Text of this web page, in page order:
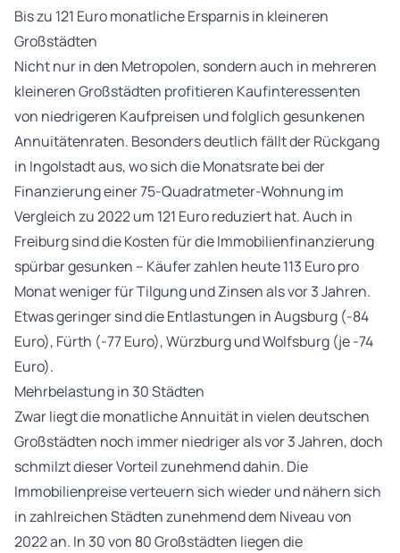
Bis zu 121 Euro monatliche Ersparnis in kleineren
Großstädten
Nicht nur in den Metropolen, sondern auch in mehreren
kleineren Großstädten profitieren Kaufinteressenten
von niedrigeren Kaufpreisen und folglich gesunkenen
Annuitätenraten. Besonders deutlich fällt der Rückgang
in Ingolstadt aus, wo sich die Monatsrate bei der
Finanzierung einer 75-Quadratmeter-Wohnung im
Vergleich zu 2022 um 121 Euro reduziert hat. Auch in
Freiburg sind die Kosten für die Immobilienfinanzierung
spürbar gesunken – Käufer zahlen heute 113 Euro pro
Monat weniger für Tilgung und Zinsen als vor 3 Jahren.
Etwas geringer sind die Entlastungen in Augsburg (-84
Euro), Fürth (-77 Euro), Würzburg und Wolfsburg (je -74
Euro).
Mehrbelastung in 30 Städten
Zwar liegt die monatliche Annuität in vielen deutschen
Großstädten noch immer niedriger als vor 3 Jahren, doch
schmilzt dieser Vorteil zunehmend dahin. Die
Immobilienpreise verteuern sich wieder und nähern sich
in zahlreichen Städten zunehmend dem Niveau von
2022 an. In 30 von 80 Großstädten liegen die